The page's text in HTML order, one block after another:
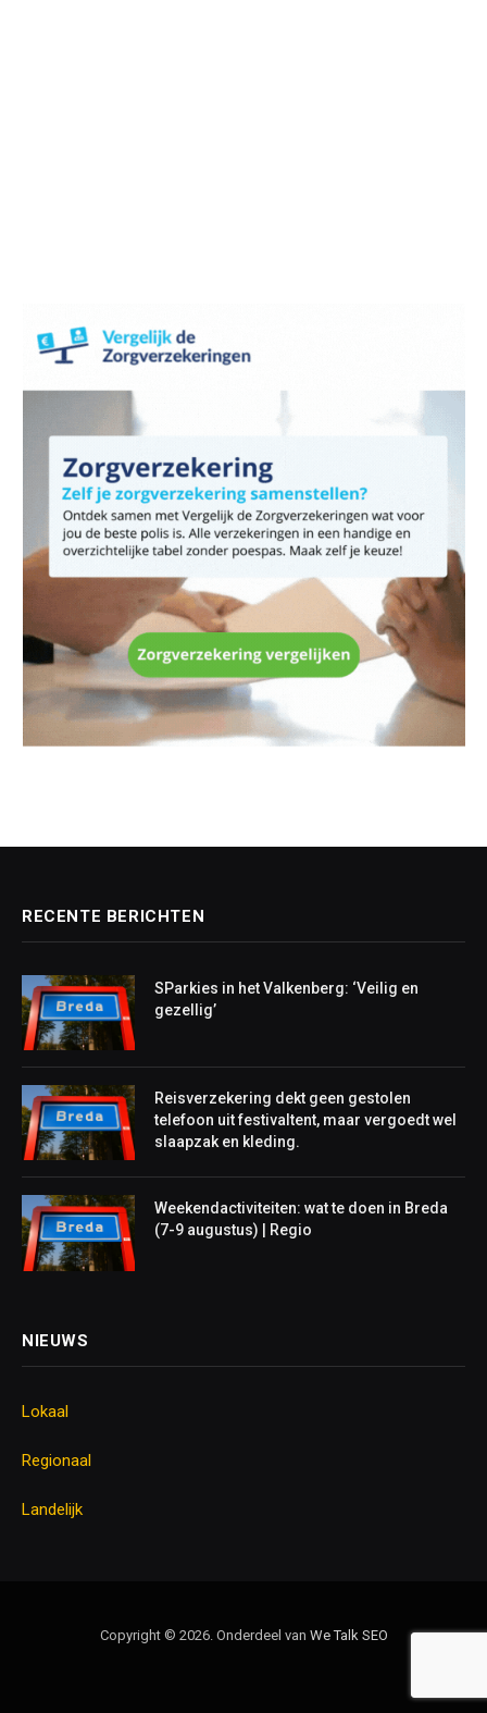
RECENTE BERICHTEN
SParkies in het Valkenberg: ‘Veilig en
gezellig’
Reisverzekering dekt geen gestolen
telefoon uit festivaltent, maar vergoedt wel
slaapzak en kleding.
Weekendactiviteiten: wat te doen in Breda
(7-9 augustus) | Regio
NIEUWS
Lokaal
Regionaal
Landelijk
Copyright © 2026. Onderdeel van We Talk SEO